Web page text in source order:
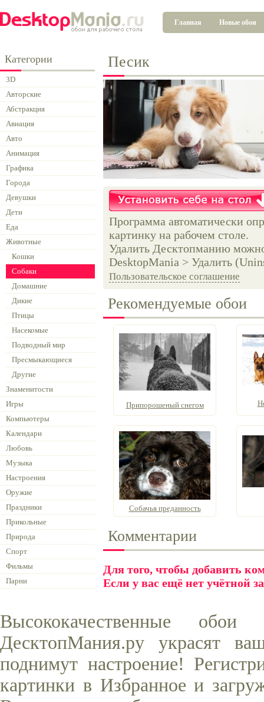
Главная Новые обои
Категории
3D
Авторские
Абстракция
Авиация
Авто
Анимация
Графика
Города
Девушки
Дети
Еда
Животные
Кошки
Собаки
Домашние
Дикие
Птицы
Насекомые
Подводный мир
Пресмыкающиеся
Другие
Знаменитости
Игры
Компьютеры
Календари
Любовь
Музыка
Настроения
Оружие
Праздники
Прикольные
Природа
Спорт
Фильмы
Парни
Песик
Программа автоматически
картинку на рабочем столе.
Удалить Десктопманию
DesktopMania > Удалить
Пользовательское соглашение
Рекомендуемые обои
Припорошеный снегом
Собачья преданность
Комментарии
Для того, чтобы добавить
Если у вас ещё нет учётной
Высококачественные
ДесктопМания.ру украсят
поднимут настроение!
картинки в Избранное и